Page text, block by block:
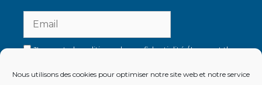
Nous utilisons des cookies pour optimiser notre site web et notre service
J'accepte la politique de confidentialité / I accept the